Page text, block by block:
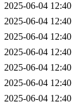
2025-06-04 12:40
2025-06-04 12:40
2025-06-04 12:40
2025-06-04 12:40
2025-06-04 12:40
2025-06-04 12:40
2025-06-04 12:40